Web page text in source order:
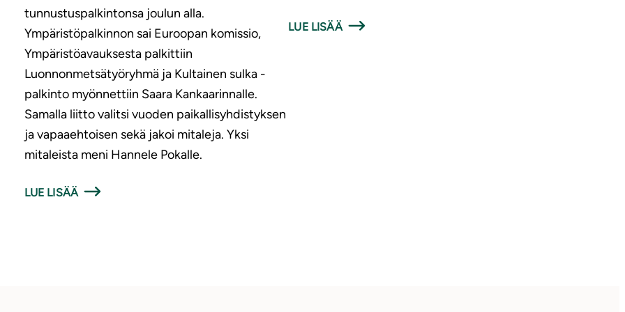
tunnustuspalkintonsa joulun alla.
Ympäristöpalkinnon sai Euroopan komissio,
Ympäristöavauksesta palkittiin
Luonnonmetsätyöryhmä ja Kultainen sulka -
palkinto myönnettiin Saara Kankaarinnalle.
Samalla liitto valitsi vuoden paikallisyhdistyksen
ja vapaaehtoisen sekä jakoi mitaleja. Yksi
mitaleista meni Hannele Pokalle.
LUE LISÄÄ
LUE LISÄÄ